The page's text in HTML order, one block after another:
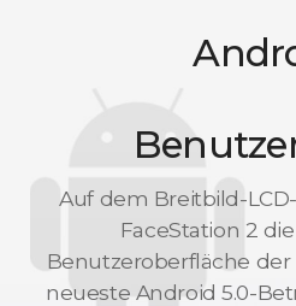
Auf dem Breitbild-
FaceStation 2
Benutzeroberfläche der
neueste Android 5.0-